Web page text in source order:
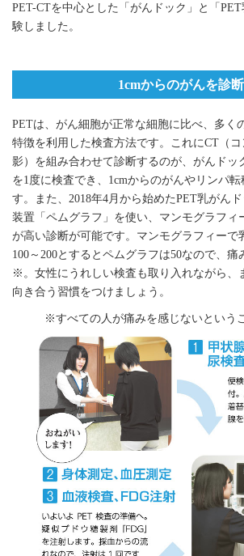
PET-CTを中心とした「がんドック」と「
験しました。
1cmからのがんを診断
PETは、がん細胞が正常な細胞に比べ、多く
特徴を利用した検査方法です。これにCT（
影）を組み合わせて診断するのが、がんドッ
を1度に検査でき、1cmからのがんやリンパ転
す。また、2018年4月から始めたPET乳がん
装置「ペムグラフ」を使い、マンモグラフィ
が高い診断が可能です。マンモグラフィーで
100～200とするとペムグラフは50なので、
※。女性にうれしい検査も取り入れながら、
向き合う習慣をつけましょう。
※すべての人が痛みを感じないという